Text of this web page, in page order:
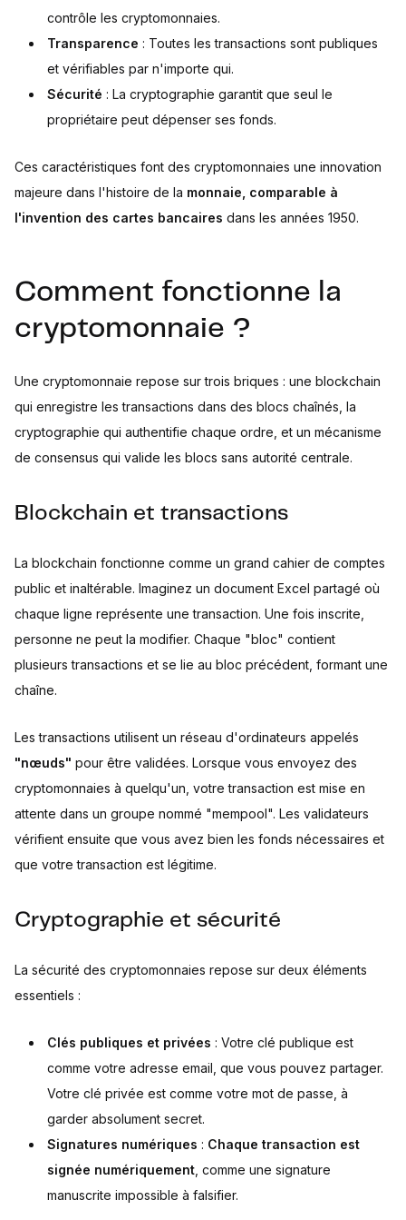
contrôle les cryptomonnaies.
Transparence : Toutes les transactions sont publiques
et vérifiables par n'importe qui.
Sécurité : La cryptographie garantit que seul le
propriétaire peut dépenser ses fonds.
Ces caractéristiques font des cryptomonnaies une innovation
majeure dans l'histoire de la monnaie, comparable à
l'invention des cartes bancaires dans les années 1950.
Comment fonctionne la
cryptomonnaie ?
Une cryptomonnaie repose sur trois briques : une blockchain
qui enregistre les transactions dans des blocs chaînés, la
cryptographie qui authentifie chaque ordre, et un mécanisme
de consensus qui valide les blocs sans autorité centrale.
Blockchain et transactions
La blockchain fonctionne comme un grand cahier de comptes
public et inaltérable. Imaginez un document Excel partagé où
chaque ligne représente une transaction. Une fois inscrite,
personne ne peut la modifier. Chaque "bloc" contient
plusieurs transactions et se lie au bloc précédent, formant une
chaîne.
Les transactions utilisent un réseau d'ordinateurs appelés
"nœuds" pour être validées. Lorsque vous envoyez des
cryptomonnaies à quelqu'un, votre transaction est mise en
attente dans un groupe nommé "mempool". Les validateurs
vérifient ensuite que vous avez bien les fonds nécessaires et
que votre transaction est légitime.
Cryptographie et sécurité
La sécurité des cryptomonnaies repose sur deux éléments
essentiels :
Clés publiques et privées : Votre clé publique est
comme votre adresse email, que vous pouvez partager.
Votre clé privée est comme votre mot de passe, à
garder absolument secret.
Signatures numériques : Chaque transaction est
signée numériquement , comme une signature
manuscrite impossible à falsifier.